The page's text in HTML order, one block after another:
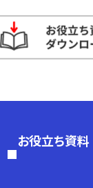
お役立ち資料